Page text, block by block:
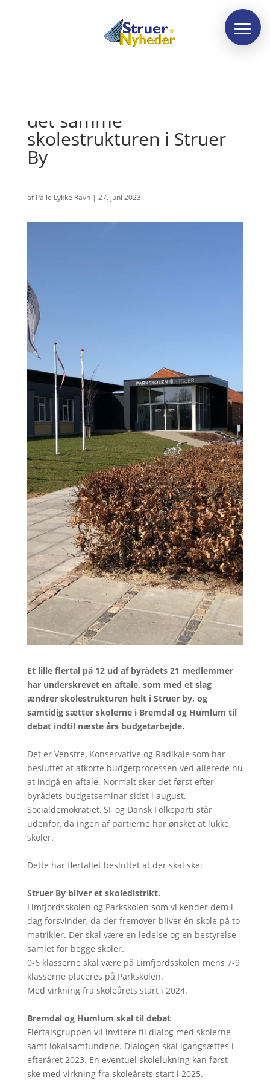
det samme
skolestrukturen i Struer
By
afPalle Lykke Ravn| 27. juni 2023
Et lille flertal på 12 ud af byrådets 21 medlemmer
har underskrevet en aftale, som med et slag
ændrer skolestrukturen helt i Struer by, og
samtidig sætter skolerne i Bremdal og Humlum til
debat indtil næste års budgetarbejde.
Det er Venstre, Konservative og Radikale som har
besluttet at afkorte budgetprocessen ved allerede nu
at indgå en aftale. Normalt sker det først efter
byrådets budgetseminar sidst i august.
Socialdemokratiet, SF og Dansk Folkeparti står
udenfor, da ingen af partierne har ønsket at lukke
skoler.
Dette har flertallet besluttet at der skal ske:
Struer By bliver et skoledistrikt.
Limfjordsskolen og Parkskolen som vi kender dem i
dag forsvinder, da der fremover bliver én skole på to
matrikler. Der skal være en ledelse og en bestyrelse
samlet for begge skoler.
0-6 klasserne skal være på Limfjordsskolen mens 7-9
klasserne placeres på Parkskolen.
Med virkning fra skoleårets start i 2024.
Bremdal og Humlum skal til debat
Flertalsgruppen vil invitere til dialog med skolerne
samt lokalsamfundene. Dialogen skal igangsættes i
efteråret 2023. En eventuel skolelukning kan først
ske med virkning fra skoleårets start i 2025.